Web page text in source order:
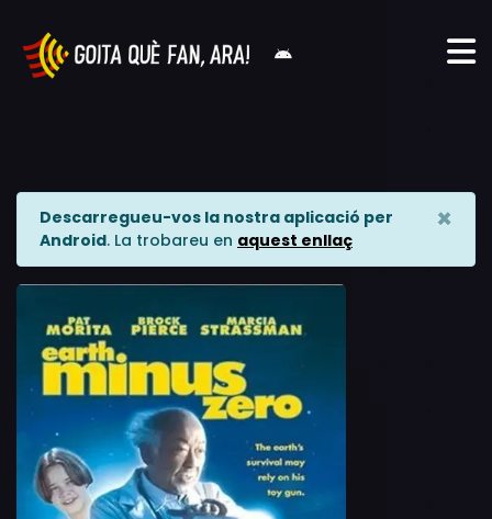
Descarregueu-vos la nostra aplicació per
Android. La trobareu en aquest enllaç
×